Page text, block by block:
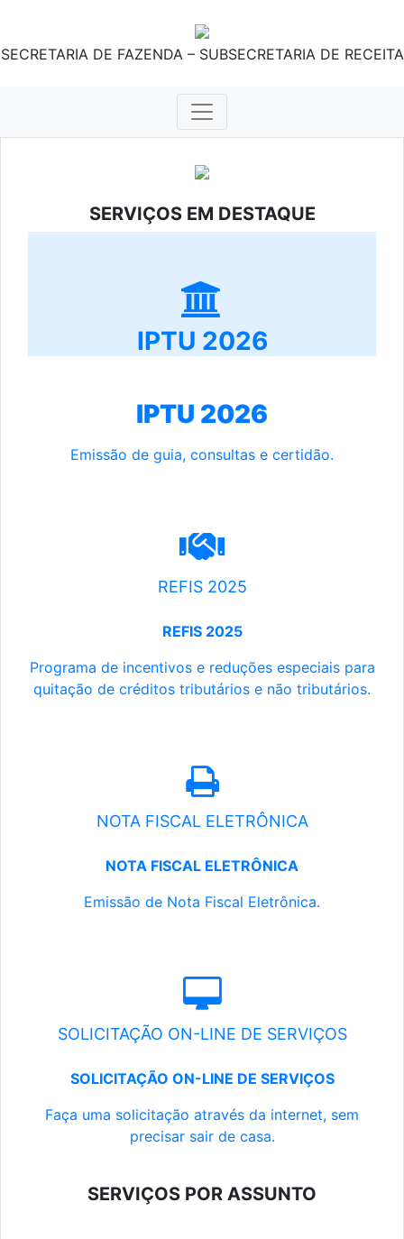
SECRETARIA DE FAZENDA – SUBSECRETARIA DE RECEITA
SERVIÇOS EM DESTAQUE
IPTU 2026
IPTU 2026
Emissão de guia, consultas e certidão.
REFIS 2025
REFIS 2025
Programa de incentivos e reduções especiais para
quitação de créditos tributários e não tributários.
NOTA FISCAL ELETRÔNICA
NOTA FISCAL ELETRÔNICA
Emissão de Nota Fiscal Eletrônica.
SOLICITAÇÃO ON-LINE DE SERVIÇOS
SOLICITAÇÃO ON-LINE DE SERVIÇOS
Faça uma solicitação através da internet, sem
precisar sair de casa.
SERVIÇOS POR ASSUNTO